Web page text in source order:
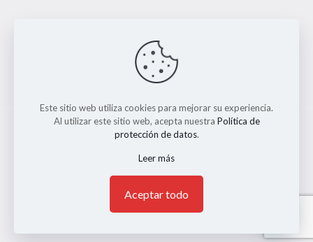
© 2026 ERMO MOTO REPUESTOS. Todos los Derechos
Reservados. || Implementado porAndrés Escobar
Este sitio web utiliza cookies para mejorar su experiencia.
Al utilizar este sitio web, acepta nuestra Política de
protección de datos.
Leer más
Aceptar todo